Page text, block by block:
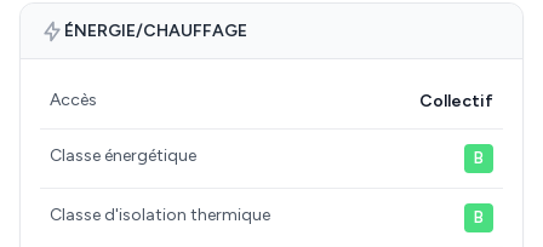
ÉNERGIE/CHAUFFAGE
Accès Collectif
Classe énergétique B
Classe d'isolation thermique B